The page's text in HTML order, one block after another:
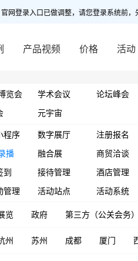
网登录入口已做调整，请您登录系统前
产品视频 价格 活动
览会 学术会议 论坛峰会
元宇宙
程序 数字展厅 注册报名
播 融合展 商贸洽谈
到 接待管理 酒店管理
管理 活动站点 活动系统
览 政府 第三方（公关会务）
州 苏州 成都 厦门